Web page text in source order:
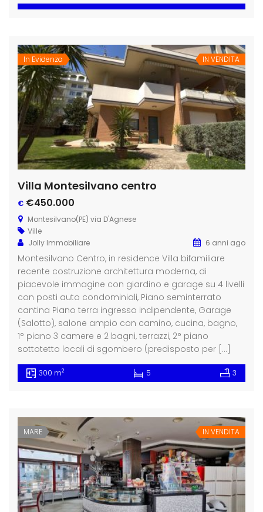
In Evidenza IN VENDITA
Villa Montesilvano centro
€ €450.000
Montesilvano(PE) via D'Agnese
Ville
Jolly Immobiliare
6 anni ago
Montesilvano Centro, in residence Villa bifamiliare
recente costruzione architettura moderna, di
piacevole immagine con giardino e garage su 4 livelli
con posti auto condominiali, Piano seminterrato
cantina Piano terra ingresso indipendente, Garage
(Salotto), salone ampio con camino, cucina, bagno,
1° piano 3 camere e 2 bagni, terrazzi, 2° piano
sottotetto locali di sgombero (predisposto per […]
300 m2 5 3
MARE IN VENDITA